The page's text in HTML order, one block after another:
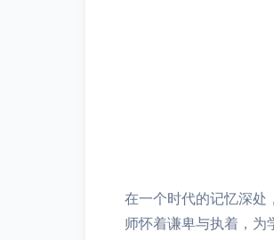
在一个时代的记忆深处
师怀着谦卑与执着，为